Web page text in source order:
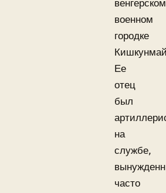
венгерском
военном
городке
Ее
отец
был
на
службе,
часто